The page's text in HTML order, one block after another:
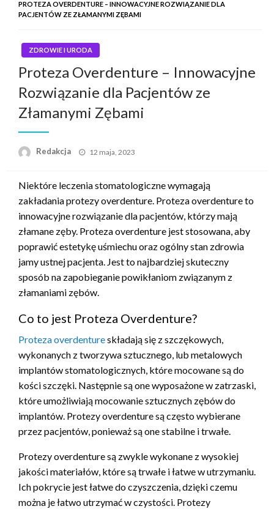
PROTEZA OVERDENTURE – INNOWACYJNE ROZWIĄZANIE DLA
PACJENTÓW ZE ZŁAMANYMI ZĘBAMI
ZDROWIE I URODA
Proteza Overdenture – Innowacyjne
Rozwiązanie dla Pacjentów ze
Złamanymi Zębami
Redakcja Napisano
12 maja, 2023
Niektóre leczenia stomatologiczne wymagają
zakładania protezy overdenture. Proteza overdenture to
innowacyjne rozwiązanie dla pacjentów, którzy mają
złamane zęby. Proteza overdenture jest stosowana, aby
poprawić estetykę uśmiechu oraz ogólny stan zdrowia
jamy ustnej pacjenta. Jest to najbardziej skuteczny
sposób na zapobieganie powikłaniom związanym z
złamaniami zębów.
Co to jest Proteza Overdenture?
Proteza overdentureskładają się z szczękowych,
wykonanych z tworzywa sztucznego, lub metalowych
implantów stomatologicznych, które mocowane są do
kości szczęki. Następnie są one wyposażone w zatrzaski,
które umożliwiają mocowanie sztucznych zębów do
implantów. Protezy overdenture są często wybierane
przez pacjentów, ponieważ są one stabilne i trwałe.
Protezy overdenture są zwykle wykonane z wysokiej
jakości materiałów, które są trwałe i łatwe w utrzymaniu.
Ich pokrycie jest łatwe do czyszczenia, dzięki czemu
można je łatwo utrzymać w czystości. Protezy